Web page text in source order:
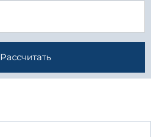
Рассчитать